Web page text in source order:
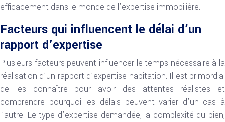
efficacement dans le monde de l’expertise immobilière.
Facteurs qui influencent le délai d’un
rapport d’expertise
Plusieurs facteurs peuvent influencer le temps nécessaire à la
réalisation d’un rapport d’expertise habitation. Il est primordial
de les connaître pour avoir des attentes réalistes et
comprendre pourquoi les délais peuvent varier d’un cas à
l’autre. Le type d’expertise demandée, la complexité du bien,